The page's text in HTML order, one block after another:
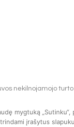
nekilnojamojo
mygtuką
įrašytus